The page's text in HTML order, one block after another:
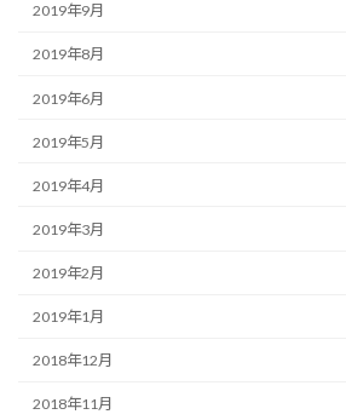
2019年9月
2019年8月
2019年6月
2019年5月
2019年4月
2019年3月
2019年2月
2019年1月
2018年12月
2018年11月